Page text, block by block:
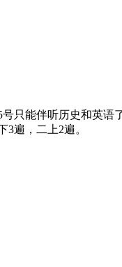
只能伴听历史和英语了
3遍，二上2遍。